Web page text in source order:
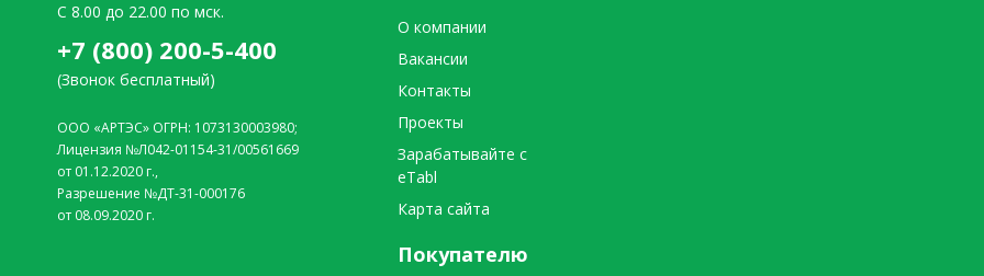
C 8.00 до 22.00 по мск.
+7 (800) 200-5-400
(Звонок бесплатный)
ООО «АРТЭС» ОГРН: 1073130003980;
Лицензия №Л042-01154-31/00561669
от 01.12.2020 г.,
Разрешение №ДТ-31-000176
от 08.09.2020 г.
О компании
Вакансии
Контакты
Проекты
Зарабатывайте с
eTabl
Карта сайта
Покупателю